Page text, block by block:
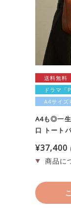
送料無料
ドラマ「
A4サイズ
A4も◎一生
口 トート
¥37,400